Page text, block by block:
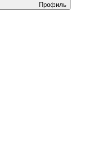
Профиль